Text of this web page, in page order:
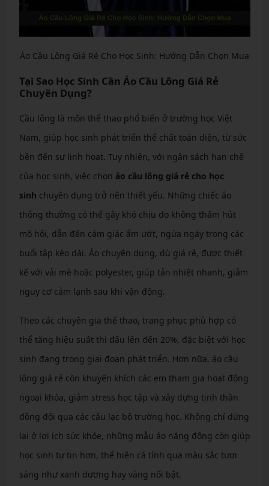
Áo Cầu Lông Giá Rẻ Cho Học Sinh: Hướng Dẫn Chọn Mua
Tại Sao Học Sinh Cần Áo Cầu Lông Giá Rẻ
Chuyên Dụng?
Cầu lông là môn thể thao phổ biến ở trường học Việt
Nam, giúp học sinh phát triển thể chất toàn diện, từ sức
bền đến sự linh hoạt. Tuy nhiên, với ngân sách hạn chế
của học sinh, việc chọn áo cầu lông giá rẻ cho học
sinh chuyên dụng trở nên thiết yếu. Những chiếc áo
thông thường có thể gây khó chịu do không thấm hút
mồ hôi, dẫn đến cảm giác ẩm ướt, ngứa ngáy trong các
buổi tập kéo dài. Áo chuyên dụng, dù giá rẻ, được thiết
kế với vải mè hoặc polyester, giúp tản nhiệt nhanh, giảm
nguy cơ cảm lạnh sau khi vận động.
Theo các chuyên gia thể thao, trang phục phù hợp có
thể tăng hiệu suất thi đấu lên đến 20%, đặc biệt với học
sinh đang trong giai đoạn phát triển. Hơn nữa, áo cầu
lông giá rẻ còn khuyến khích các em tham gia hoạt động
ngoại khóa, giảm stress học tập và xây dựng tinh thần
đồng đội qua các câu lạc bộ trường học. Không chỉ dừng
lại ở lợi ích sức khỏe, những mẫu áo năng động còn giúp
học sinh tự tin hơn, thể hiện cá tính qua màu sắc tươi
sáng như xanh dương hay vàng nổi bật.